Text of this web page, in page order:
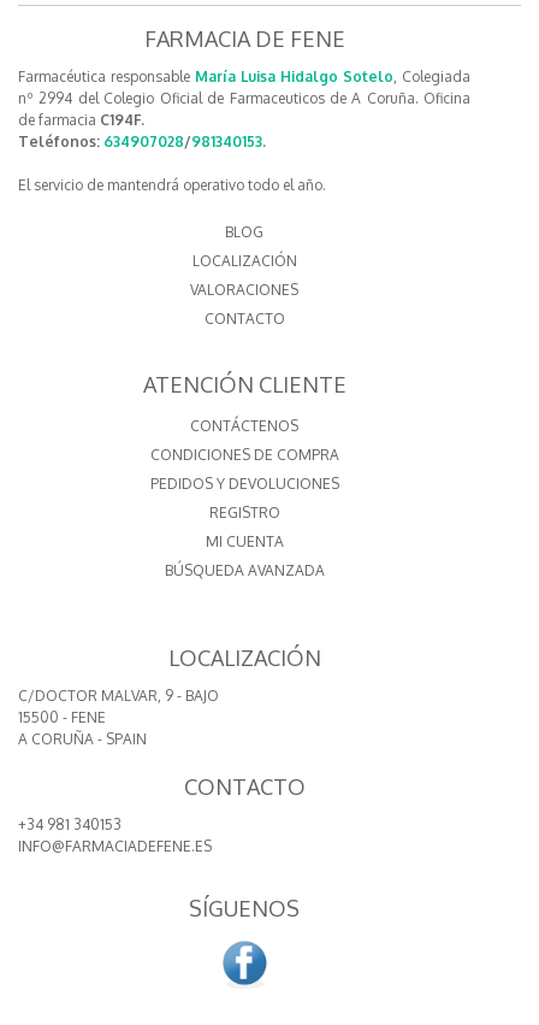
FARMACIA DE FENE
Farmacéutica responsable María Luisa Hidalgo Sotelo, Colegiada
nº 2994 del Colegio Oficial de Farmaceuticos de A Coruña. Oficina
de farmacia C194F.
Teléfonos: 634907028/981340153.
El servicio de mantendrá operativo todo el año.
BLOG
LOCALIZACIÓN
VALORACIONES
CONTACTO
ATENCIÓN CLIENTE
CONTÁCTENOS
CONDICIONES DE COMPRA
PEDIDOS Y DEVOLUCIONES
REGISTRO
MI CUENTA
BÚSQUEDA AVANZADA
LOCALIZACIÓN
C/DOCTOR MALVAR, 9 - BAJO
15500 - FENE
A CORUÑA - SPAIN
CONTACTO
+34 981 340153
INFO@FARMACIADEFENE.ES
SÍGUENOS